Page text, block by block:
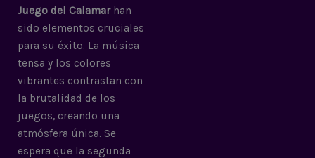
Juego del Calamarhan
sido elementos cruciales
para su éxito. La música
tensa y los colores
vibrantes contrastan con
la brutalidad de los
juegos, creando una
atmósfera única. Se
espera que la segunda